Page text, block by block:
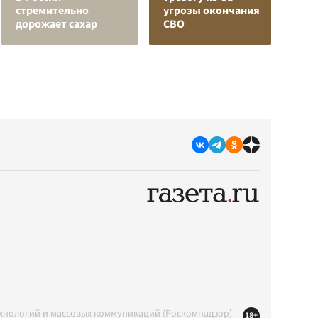
стремительно
дорожает сахар
угрозы окончания
СВО
и массовых коммуникаций (Роскомнадзор) 18+